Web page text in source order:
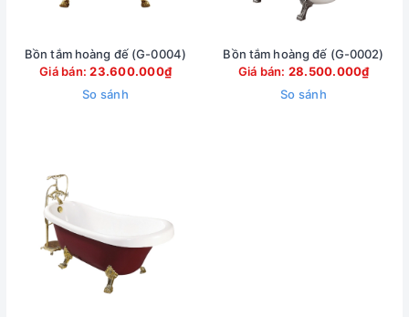
Bồn tắm hoàng đế (G-0004)
Giá bán:23.600.000₫
So sánh
Bồn tắm hoàng đế (G-0002)
Giá bán: 28.500.000₫
So sánh